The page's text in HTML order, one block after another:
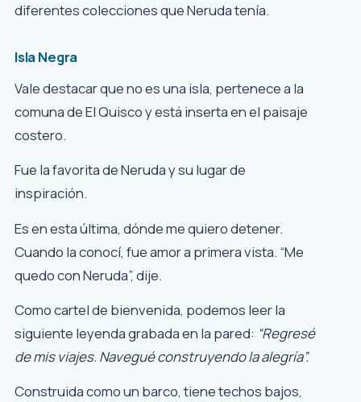
diferentes colecciones que Neruda tenía.
Isla Negra
Vale destacar que no es una isla, pertenece a la
comuna de El Quiscoy está inserta en el paisaje
costero.
Fue la favorita de Neruda y su lugar de
inspiración.
Es en esta última, dónde me quiero detener.
Cuando la conocí, fue amor a primera vista. “Me
quedo con Neruda”, dije.
Como cartel de bienvenida, podemos leer la
siguiente leyenda grabada en la pared: “Regresé
de mis viajes. Navegué construyendo la alegría”.
Construida como un barco, tiene techos bajos,